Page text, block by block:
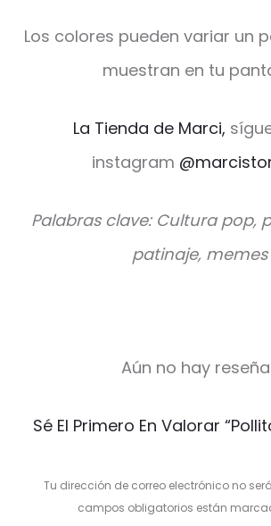
Los colores pueden variar un
muestran en tu
La Tienda de Marci,
instagram
Palabras clave: Cultura pop,
patinaje, memes
V
a
Aún no hay
Sé El Primero En Valorar
Tu dirección de correo electrónico no
campos obligatorios están